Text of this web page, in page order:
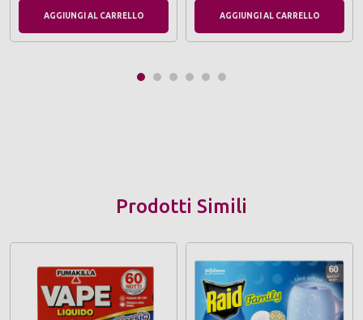
AGGIUNGI AL CARRELLO AGGIUNGI AL CARRELLO
Prodotti Simili